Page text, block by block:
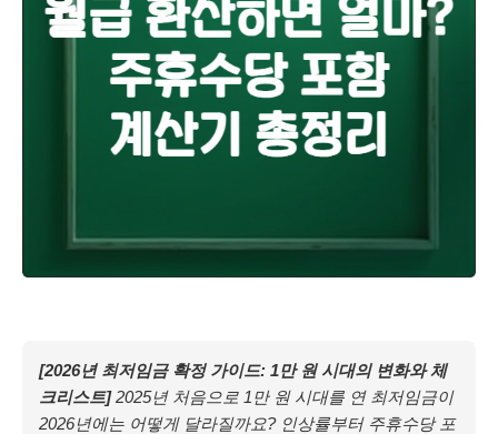
[2026년 최저임금 확정 가이드: 1만 원 시대의 변화와 체
크리스트]2025년 처음으로 1만 원 시대를 연 최저임금이
2026년에는 어떻게 달라질까요? 인상률부터 주휴수당 포